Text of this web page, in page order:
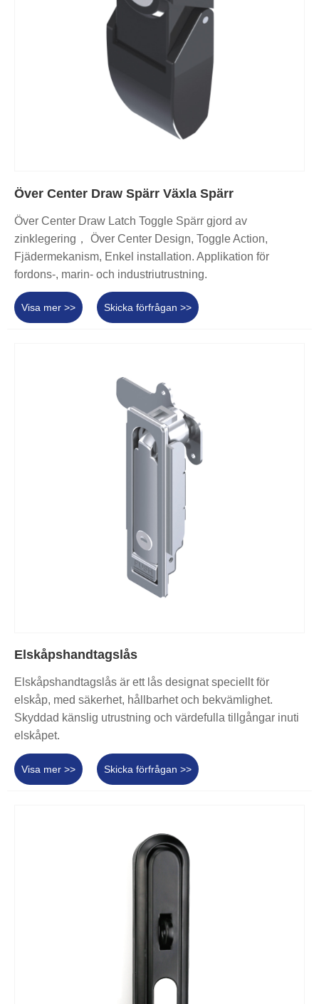
Över Center Draw Spärr Växla Spärr
Över Center Draw Latch Toggle Spärr gjord av
zinklegering， Över Center Design, Toggle Action,
Fjädermekanism, Enkel installation. Applikation för
fordons-, marin- och industriutrustning.
Visa mer >> Skicka förfrågan >>
Elskåpshandtagslås
Elskåpshandtagslås är ett lås designat speciellt för
elskåp, med säkerhet, hållbarhet och bekvämlighet.
Skyddad känslig utrustning och värdefulla tillgångar inuti
elskåpet.
Visa mer >> Skicka förfrågan >>